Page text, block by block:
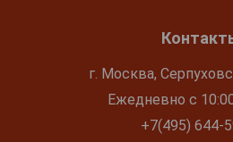
г. Москва,
Ежедневно с
+7(495) 644-